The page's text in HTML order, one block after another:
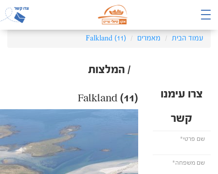
עמוד הבית מאמרים Falkland (11)
/ המלצות
צרו עימנו
קשר
Falkland (11)